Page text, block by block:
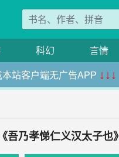
科幻 言情
站客户端无广告APP ↓↓↓
吾乃孝悌仁义汉太子也》